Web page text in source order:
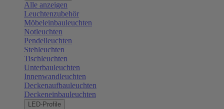
Alle anzeigen
Leuchtenzubehör
Möbeleinbauleuchten
Notleuchten
Pendelleuchten
Stehleuchten
Tischleuchten
Unterbauleuchten
Innenwandleuchten
Deckenaufbauleuchten
Deckeneinbauleuchten
LED-Profile